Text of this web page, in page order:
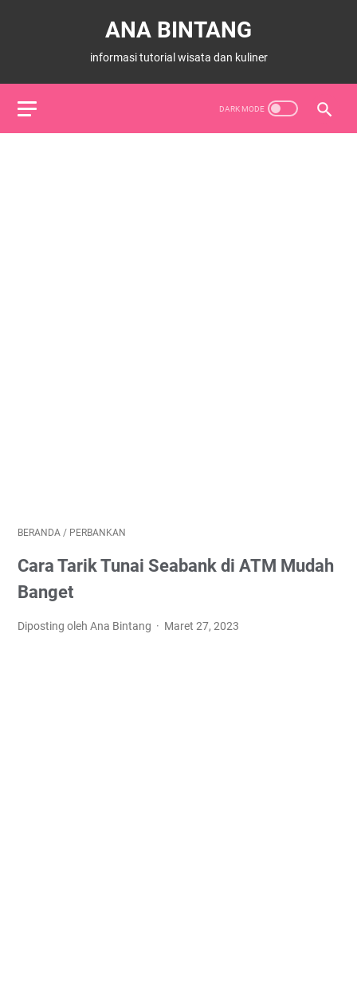
ANA BINTANG
informasi tutorial wisata dan kuliner
BERANDA / PERBANKAN
Cara Tarik Tunai Seabank di ATM Mudah
Banget
Diposting oleh Ana Bintang Maret 27, 2023